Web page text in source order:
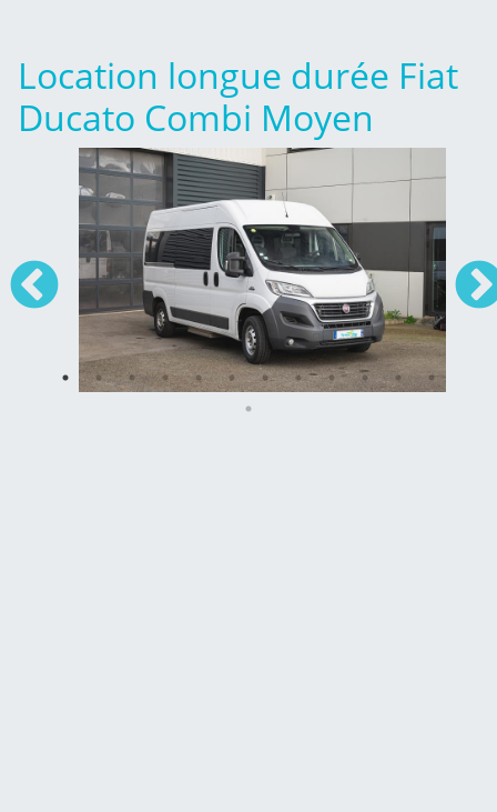
Location longue durée Fiat
Ducato Combi Moyen